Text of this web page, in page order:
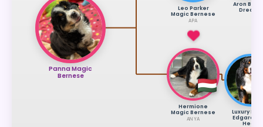
Panna Magic
Bernese
Leo Parker
Magic Bernese
APA
Hermione
Magic Bernese
ANYA
Aron Born
Dreams
Luxury
Edgard
Heart